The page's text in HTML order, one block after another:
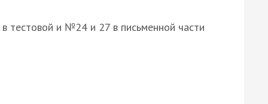
тестовой и №24 и 27 в письменной части